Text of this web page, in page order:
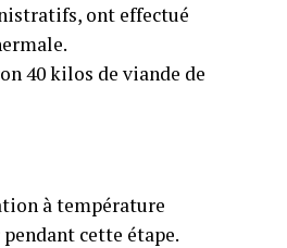
ont effectué
40 kilos de viande de
à température
cette étape.